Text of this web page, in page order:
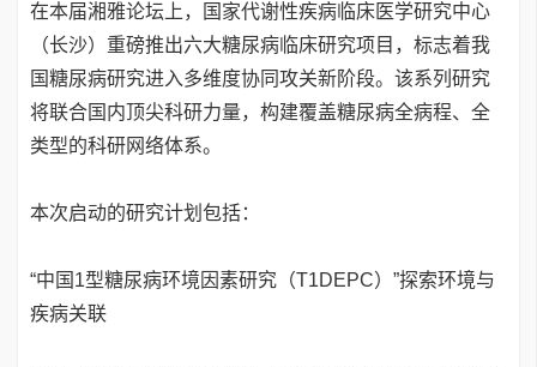
在本届湘雅论坛上，国家代谢性疾病临床医学研究中心
（长沙）重磅推出六大糖尿病临床研究项目，标志着我
国糖尿病研究进入多维度协同攻关新阶段。该系列研究
将联合国内顶尖科研力量，构建覆盖糖尿病全病程、全
类型的科研网络体系。
本次启动的研究计划包括：
“中国1型糖尿病环境因素研究（T1DEPC）”探索环境与
疾病关联